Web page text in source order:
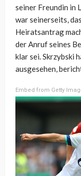
seiner Freundin in
war seinerseits,
Heiratsantrag
der Anruf seines
klar sei. Skrzybski
ausgesehen,
Embed from Getty